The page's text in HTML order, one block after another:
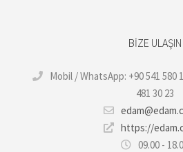
BIZE ULAŞIN
Mobil / WhatsApp: +90 541 580
481 30 23
https://
09.00 -